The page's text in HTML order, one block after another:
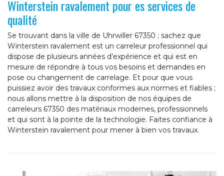
Winterstein ravalement pour es services de
qualité
Se trouvant dans la ville de Uhrwiller 67350 ; sachez que
Winterstein ravalement est un carreleur professionnel qui
dispose de plusieurs années d’expérience et qui est en
mesure de répondre à tous vos besoins et demandes en
pose ou changement de carrelage. Et pour que vous
puissiez avoir des travaux conformes aux normes et fiables ;
nous allons mettre à la disposition de nos équipes de
carreleurs 67350 des matériaux modernes, professionnels
et qui sont à la pointe de la technologie. Faites confiance à
Winterstein ravalement pour mener à bien vos travaux.